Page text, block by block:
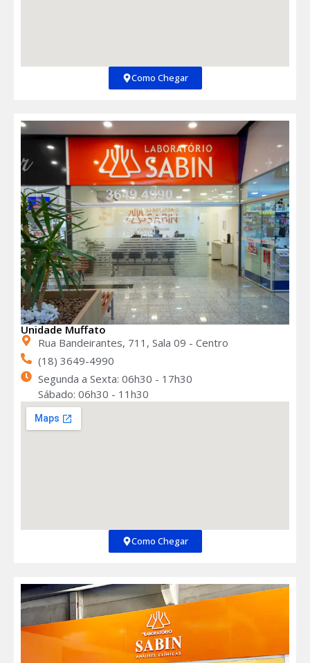
Como Chegar
Unidade Muffato
Rua Bandeirantes, 711, Sala 09 - Centro
(18) 3649-4990
Segunda a Sexta: 06h30 - 17h30
Sábado: 06h30 - 11h30
Como Chegar